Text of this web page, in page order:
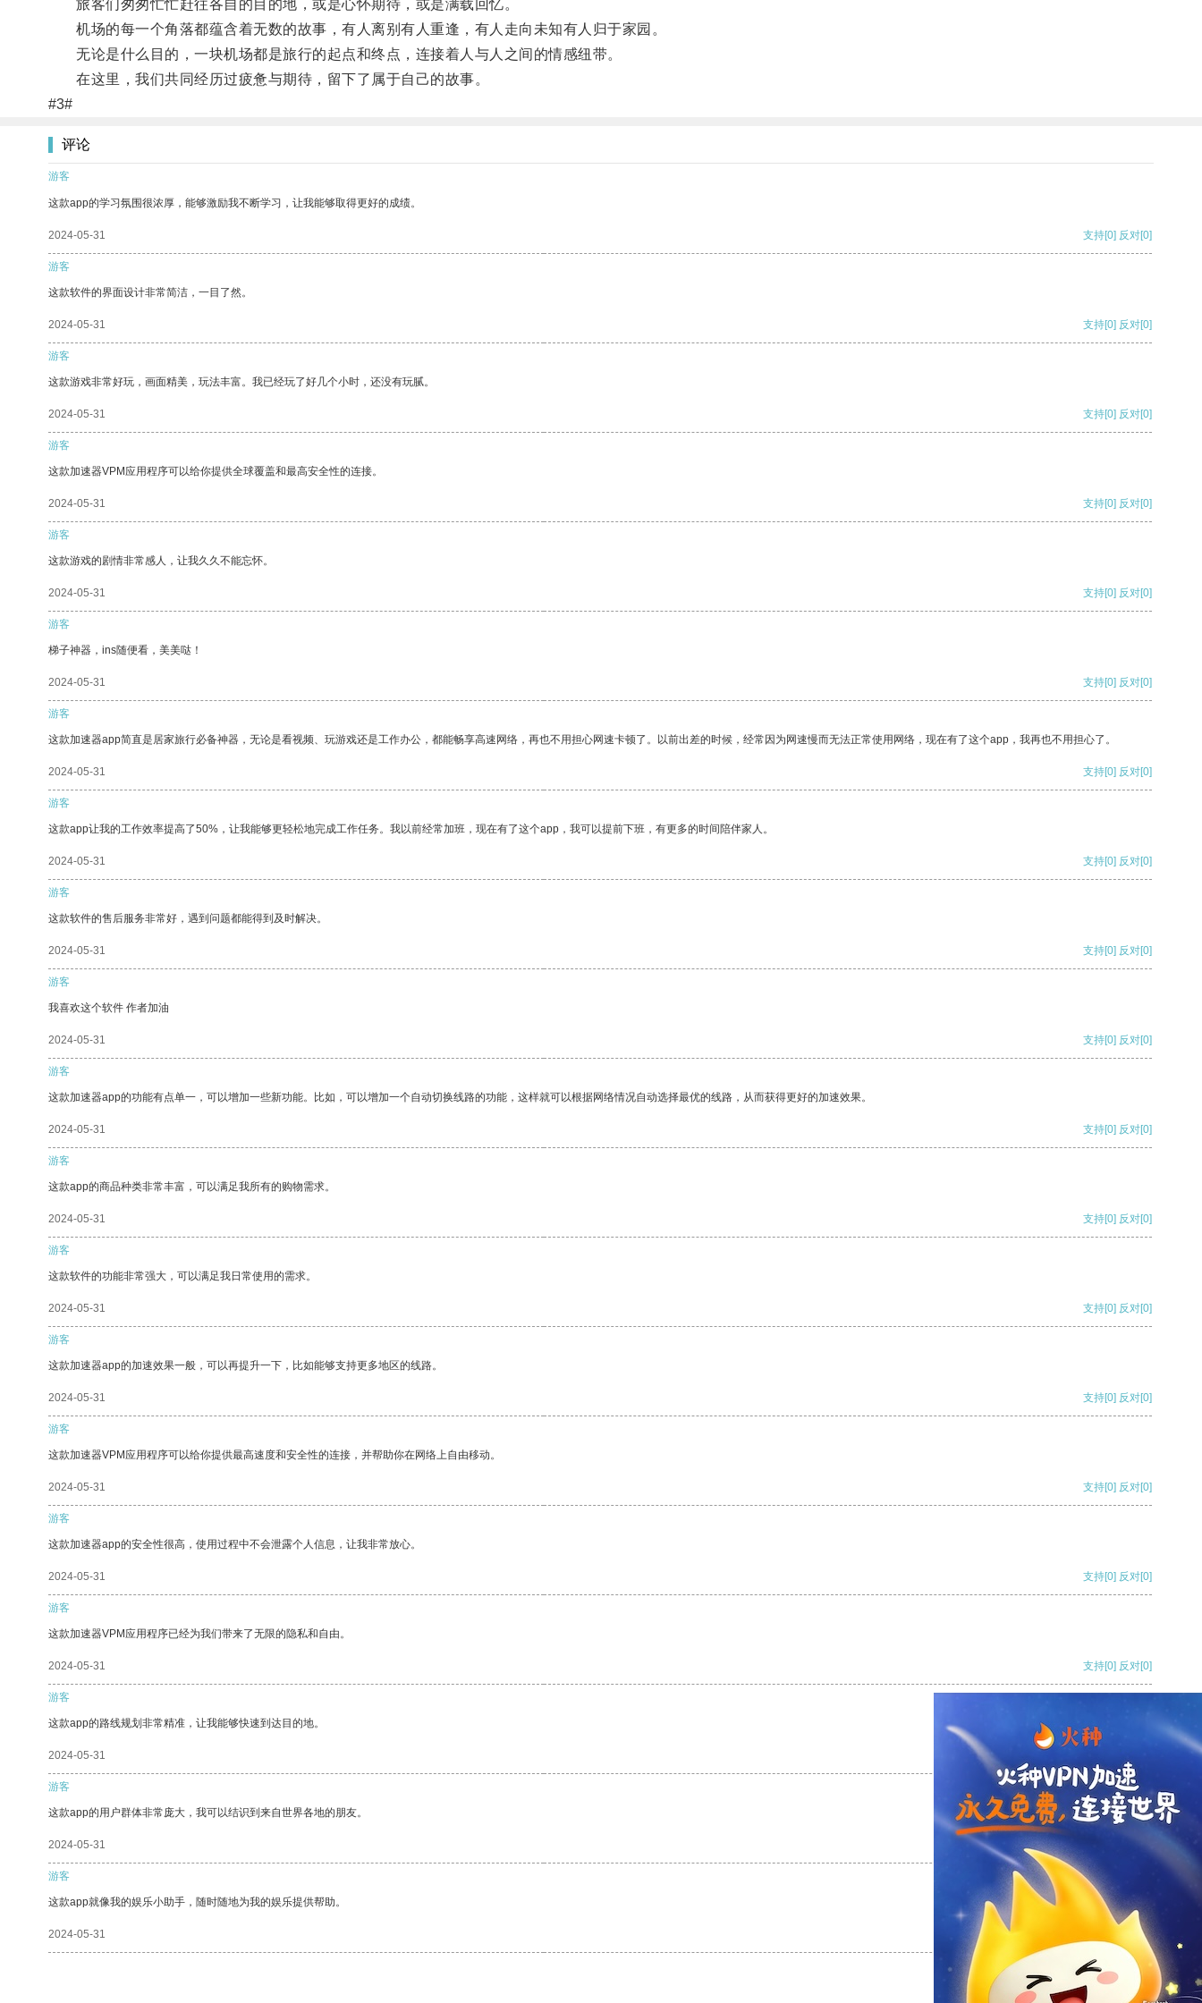
旅客们匆匆忙忙赶往各自的目的地，或是心怀期待，或是满载回忆。
机场的每一个角落都蕴含着无数的故事，有人离别有人重逢，有人走向未知有人归于家园。
无论是什么目的，一块机场都是旅行的起点和终点，连接着人与人之间的情感纽带。
在这里，我们共同经历过疲惫与期待，留下了属于自己的故事。
#3#
评论
游客
这款app的学习氛围很浓厚，能够激励我不断学习，让我能够取得更好的成绩。
2024-05-31 支持[0] 反对[0]
游客
这款软件的界面设计非常简洁，一目了然。
2024-05-31 支持[0] 反对[0]
游客
这款游戏非常好玩，画面精美，玩法丰富。我已经玩了好几个小时，还没有玩腻。
2024-05-31 支持[0] 反对[0]
游客
这款加速器VPM应用程序可以给你提供全球覆盖和最高安全性的连接。
2024-05-31 支持[0] 反对[0]
游客
这款游戏的剧情非常感人，让我久久不能忘怀。
2024-05-31 支持[0] 反对[0]
游客
梯子神器，ins随便看，美美哒！
2024-05-31 支持[0] 反对[0]
游客
这款加速器app简直是居家旅行必备神器，无论是看视频、玩游戏还是工作办公，都能畅享高速网络，再也不用担心网速卡顿了。以前出差的时候，经常因为网速慢而无法正常使用网络，现在有了这个app，我再也不用担心了。
2024-05-31 支持[0] 反对[0]
游客
这款app让我的工作效率提高了50%，让我能够更轻松地完成工作任务。我以前经常加班，现在有了这个app，我可以提前下班，有更多的时间陪伴家人。
2024-05-31 支持[0] 反对[0]
游客
这款软件的售后服务非常好，遇到问题都能得到及时解决。
2024-05-31 支持[0] 反对[0]
游客
我喜欢这个软件 作者加油
2024-05-31 支持[0] 反对[0]
游客
这款加速器app的功能有点单一，可以增加一些新功能。比如，可以增加一个自动切换线路的功能，这样就可以根据网络情况自动选择最优的线路，从而获得更好的加速效果。
2024-05-31 支持[0] 反对[0]
游客
这款app的商品种类非常丰富，可以满足我所有的购物需求。
2024-05-31 支持[0] 反对[0]
游客
这款软件的功能非常强大，可以满足我日常使用的需求。
2024-05-31 支持[0] 反对[0]
游客
这款加速器app的加速效果一般，可以再提升一下，比如能够支持更多地区的线路。
2024-05-31 支持[0] 反对[0]
游客
这款加速器VPM应用程序可以给你提供最高速度和安全性的连接，并帮助你在网络上自由移动。
2024-05-31 支持[0] 反对[0]
游客
这款加速器app的安全性很高，使用过程中不会泄露个人信息，让我非常放心。
2024-05-31 支持[0] 反对[0]
游客
这款加速器VPM应用程序已经为我们带来了无限的隐私和自由。
2024-05-31 支持[0] 反对[0]
游客
这款app的路线规划非常精准，让我能够快速到达目的地。
2024-05-31
游客
这款app的用户群体非常庞大，我可以结识到来自世界各地的朋友。
2024-05-31 反对
游客
这款app就像我的娱乐小助手，随时随地为我的娱乐提供帮助。
2024-05-31 反对[0]